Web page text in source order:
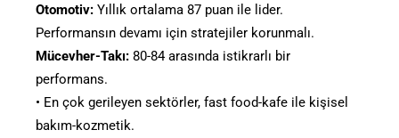
Otomotiv: Yıllık ortalama 87 puan ile lider.
Performansın devamı için stratejiler korunmalı.
Mücevher-Takı: 80-84 arasında istikrarlı bir
performans.
• En çok gerileyen sektörler, fast food-kafe ile kişisel
bakım-kozmetik.